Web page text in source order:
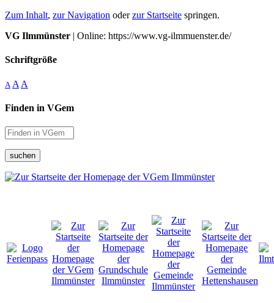
Zum Inhalt, zur Navigation oderzur Startseite springen.
VG Ilmmünster | Online: https://www.vg-ilmmuenster.de/
Schriftgröße
A A A
Finden in VGem
suchen